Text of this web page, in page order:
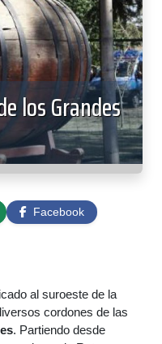
los Grandes
Facebook
al suroeste de la
cordones de las
. Partiendo desde